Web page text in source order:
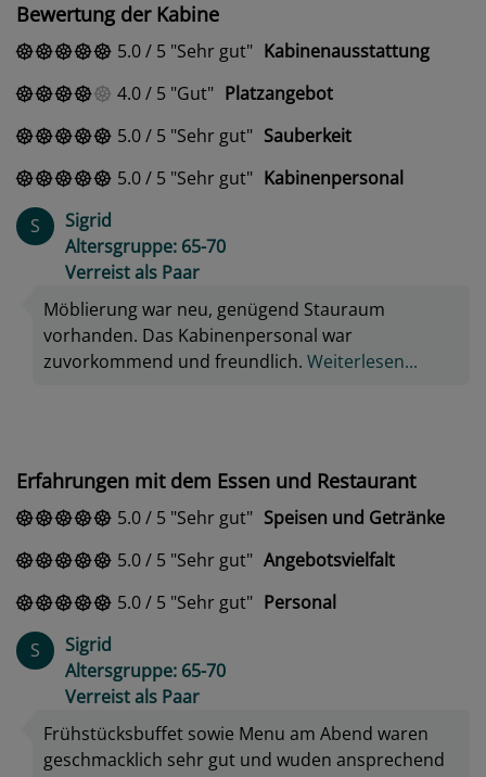
Bewertung der Kabine
5.0/ 5 Sehr gut
Kabinenausstattung
4.0/ 5 Gut
Platzangebot
5.0/ 5 Sehr gut
Sauberkeit
5.0/ 5 Sehr gut
Kabinenpersonal
S
Sigrid
Altersgruppe: 65-70
Verreist als Paar
Möblierung war neu, genügend Stauraum
vorhanden. Das Kabinenpersonal war
zuvorkommend und freundlich. Weiterlesen...
Erfahrungen mit dem Essen und Restaurant
5.0/ 5 Sehr gut
Speisen und Getränke
5.0/ 5 Sehr gut
Angebotsvielfalt
5.0/ 5 Sehr gut
Personal
S
Sigrid
Altersgruppe: 65-70
Verreist als Paar
Frühstücksbuffet sowie Menu am Abend waren
geschmacklich sehr gut und wuden ansprechend